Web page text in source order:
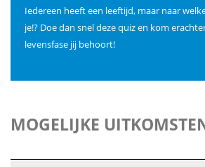
Iedereen heeft een leeftijd, maar naar
je!? Doe dan snel deze quiz en kom
levensfase jij behoort!
MOGELIJKE